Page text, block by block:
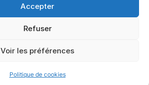
Accepter
Refuser
Voir les préférences
Politique de cookies